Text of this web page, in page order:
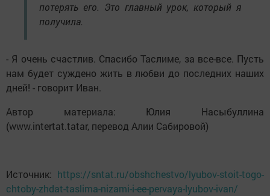
потерять его. Это главный урок, который я
получила.
- Я очень счастлив. Спасибо Таслиме, за все-все. Пусть
нам будет суждено жить в любви до последних наших
дней! - говорит Иван.
Автор материала: Юлия Насыбуллина
(www.intertat.tatar, перевод Алии Сабировой)
Источник: https://sntat.ru/obshchestvo/lyubov-stoit-togo-
chtoby-zhdat-taslima-nizami-i-ee-pervaya-lyubov-ivan/